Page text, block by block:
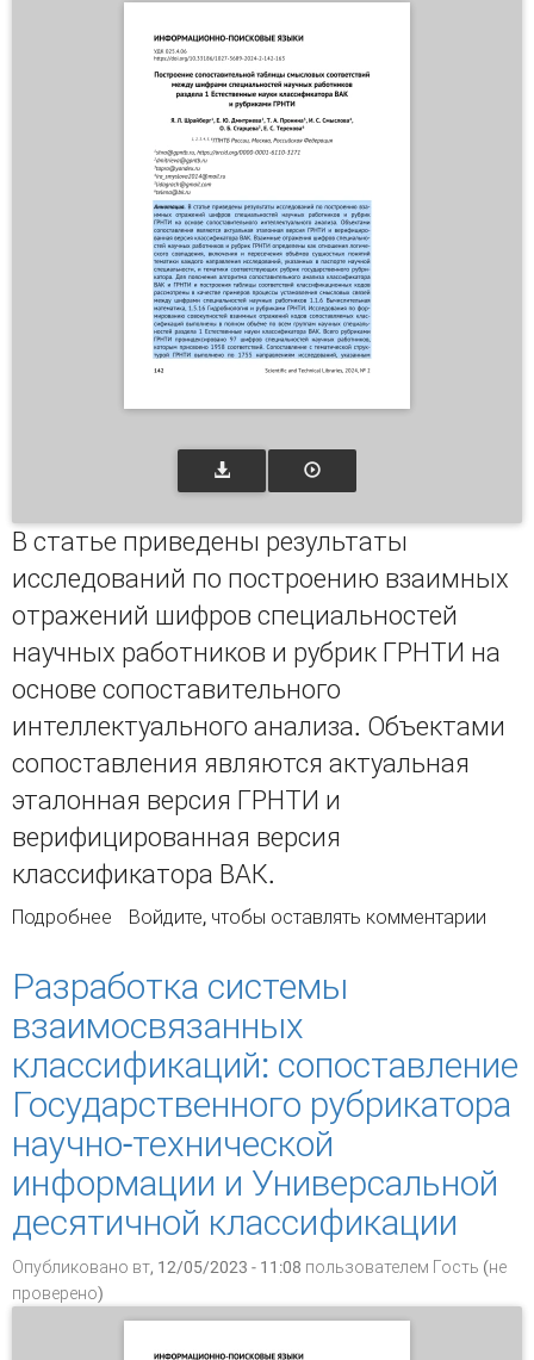
В статье приведены результаты
исследований по построению взаимных
отражений шифров специальностей
научных работников и рубрик ГРНТИ на
основе сопоставительного
интеллектуального анализа. Объектами
сопоставления являются актуальная
эталонная версия ГРНТИ и
верифицированная версия
классификатора ВАК.
Подробнее о Построение сопоставительной таблицы
специальностей научных работников раздела
1 Естественные науки классификатора ВАК и
рубриками ГРНТИ
Войдите, чтобы оставлять комментарии
Разработка системы
взаимосвязанных
классификаций: сопоставление
Государственного рубрикатора
научно-технической
информации и Универсальной
десятичной классификации
Опубликовано вт, 12/05/2023 - 11:08 пользователем Гость (не
проверено)